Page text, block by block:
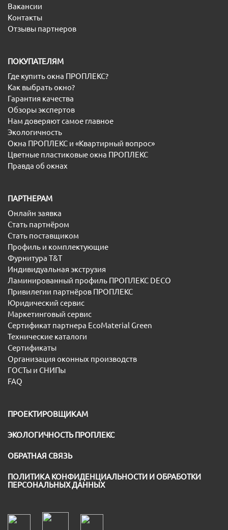
Вакансии
Контакты
Отзывы партнеров
ПОКУПАТЕЛЯМ
Где купить окна ПРОПЛЕКС?
Как выбрать окно?
Гарантия качества
Обзоры экспертов
Нам доверяют самое главное
Экологичность
Окна ПРОПЛЕКС и «Квартирный вопрос»
Цветные пластиковые окна ПРОПЛЕКС
Правда об окнах
ПАРТНЕРАМ
Онлайн заявка
Стать партнёром
Стать поставщиком
Профиль и комплектующие
Фурнитура T&T
Индивидуальная экструзия
Ламинированный профиль ПРОПЛЕКС DECO
Привилегии партнёров ПРОПЛЕКС
Юридический сервис
Маркетинговый сервис
Сертификат партнера EcoMaterial Green
Технические каталоги
Сертификаты
Организация оконных производств
ГОСТы и СНИПы
FAQ
ПРОЕКТИРОВЩИКАМ
ЭКОЛОГИЧНОСТЬ ПРОПЛЕКС
ОБРАТНАЯ СВЯЗЬ
ПОЛИТИКА КОНФИДЕНЦИАЛЬНОСТИ И ОБРАБОТКИ
ПЕРСОНАЛЬНЫХ ДАННЫХ